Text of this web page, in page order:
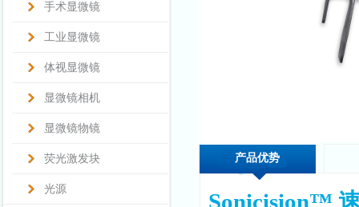
手术显微镜
工业显微镜
体视显微镜
显微镜相机
显微镜物镜
荧光激发块
光源
产品优势
Sonicision™